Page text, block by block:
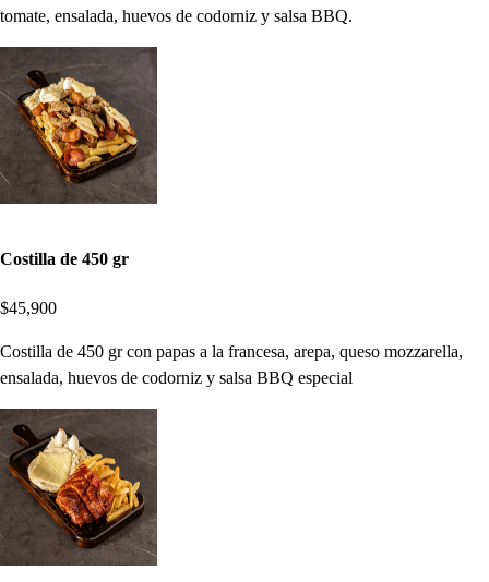
tomate, ensalada, huevos de codorniz y salsa BBQ.
Costilla de 450 gr
$45,900
Costilla de 450 gr con papas a la francesa, arepa, queso mozzarella,
ensalada, huevos de codorniz y salsa BBQ especial